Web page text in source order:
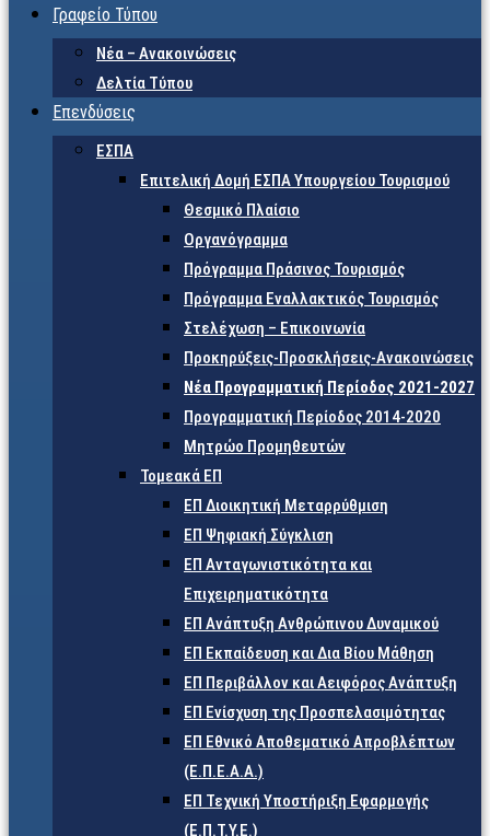
Γραφείο Τύπου
Νέα – Ανακοινώσεις
Δελτία Τύπου
Επενδύσεις
ΕΣΠΑ
Επιτελική Δομή ΕΣΠΑ Υπουργείου Τουρισμού
Θεσμικό Πλαίσιο
Οργανόγραμμα
Πρόγραμμα Πράσινος Τουρισμός
Πρόγραμμα Εναλλακτικός Τουρισμός
Στελέχωση – Επικοινωνία
Προκηρύξεις-Προσκλήσεις-Ανακοινώσεις
Νέα Προγραμματική Περίοδος 2021-2027
Προγραμματική Περίοδος 2014-2020
Μητρώο Προμηθευτών
Τομεακά ΕΠ
ΕΠ Διοικητική Μεταρρύθμιση
ΕΠ Ψηφιακή Σύγκλιση
ΕΠ Ανταγωνιστικότητα και
Επιχειρηματικότητα
ΕΠ Ανάπτυξη Ανθρώπινου Δυναμικού
ΕΠ Εκπαίδευση και Δια Βίου Μάθηση
ΕΠ Περιβάλλον και Αειφόρος Ανάπτυξη
ΕΠ Ενίσχυση της Προσπελασιμότητας
ΕΠ Εθνικό Αποθεματικό Απροβλέπτων
(Ε.Π.Ε.Α.Α.)
ΕΠ Τεχνική Υποστήριξη Εφαρμογής
(Ε.Π.Τ.Υ.Ε.)